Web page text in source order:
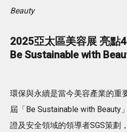
Beauty
2025亞太區美容展 亮點
Be Sustainable with
環保與永續是當今美容產業的重
屆「Be Sustainable with Beauty
證及安全領域的領導者SGS策劃